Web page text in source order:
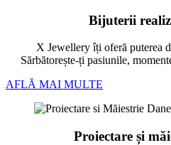
Bijuterii
X Jewellery îți oferă puterea
Sărbătorește-ți pasiunile,
AFLĂ MAI MULTE
Proiectare și